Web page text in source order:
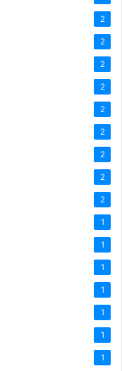
2
2
2
2
2
2
2
2
2
1
1
1
1
1
1
1